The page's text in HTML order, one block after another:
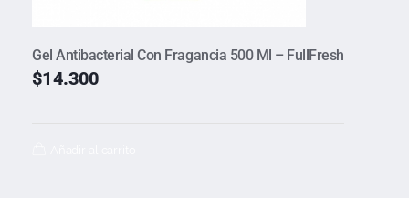
Gel Antibacterial Con Fragancia 500 Ml – FullFresh
$14.300